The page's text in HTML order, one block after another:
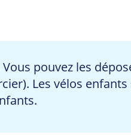
pouvez les
Les vélos